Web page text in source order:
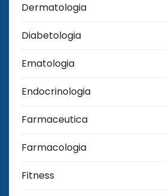
Dermatologia
Diabetologia
Ematologia
Endocrinologia
Farmaceutica
Farmacologia
Fitness